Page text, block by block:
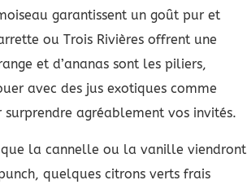
garantissent un goût pur et
ou Trois Rivières offrent une
et d’ananas sont les piliers,
avec des jus exotiques comme
agréablement vos invités.
la cannelle ou la vanille viendront
quelques citrons verts frais